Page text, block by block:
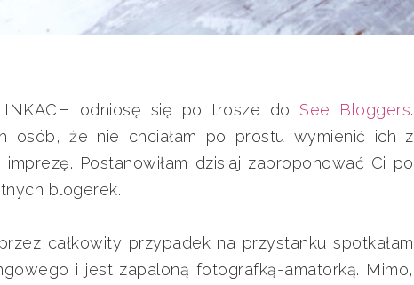
odniosę się po trosze do See Bloggers.
osób, że nie chciałam po prostu wymienić ich z
Postanowiłam dzisiaj zaproponować Ci po
blogerek.
całkowity przypadek na przystanku spotkałam
i jest zapaloną fotografką-amatorką. Mimo,